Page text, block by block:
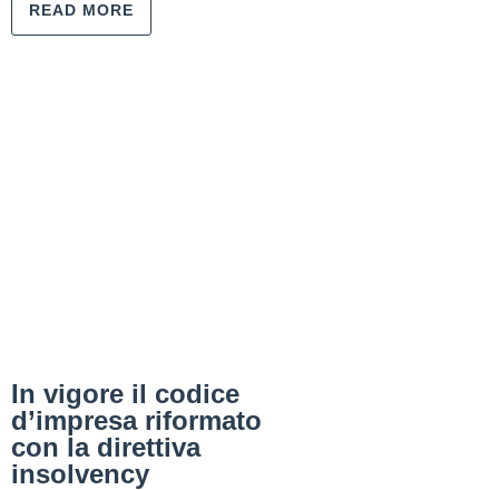
READ MORE
In vigore il codice
d’impresa riformato
con la direttiva
insolvency